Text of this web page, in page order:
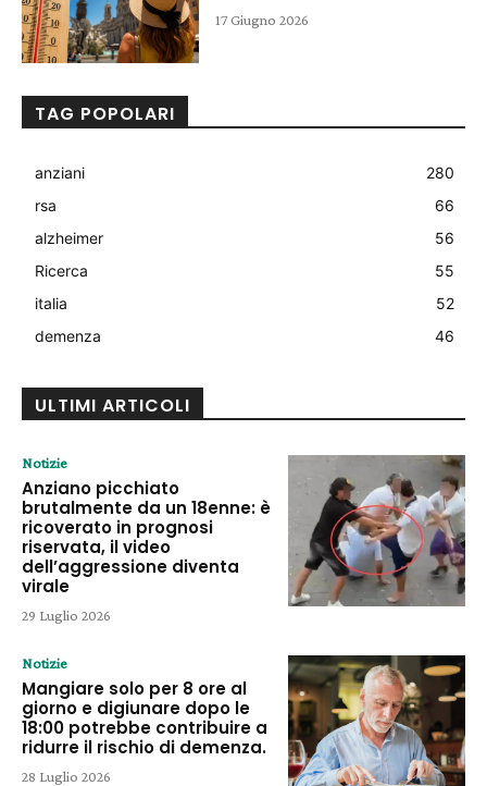
17 Giugno 2026
TAG POPOLARI
anziani
280
rsa
66
alzheimer
56
Ricerca
55
italia
52
demenza
46
ULTIMI ARTICOLI
Notizie
Anziano picchiato
brutalmente da un 18enne: è
ricoverato in prognosi
riservata, il video
dell’aggressione diventa
virale
29 Luglio 2026
Notizie
Mangiare solo per 8 ore al
giorno e digiunare dopo le
18:00 potrebbe contribuire a
ridurre il rischio di demenza.
28 Luglio 2026